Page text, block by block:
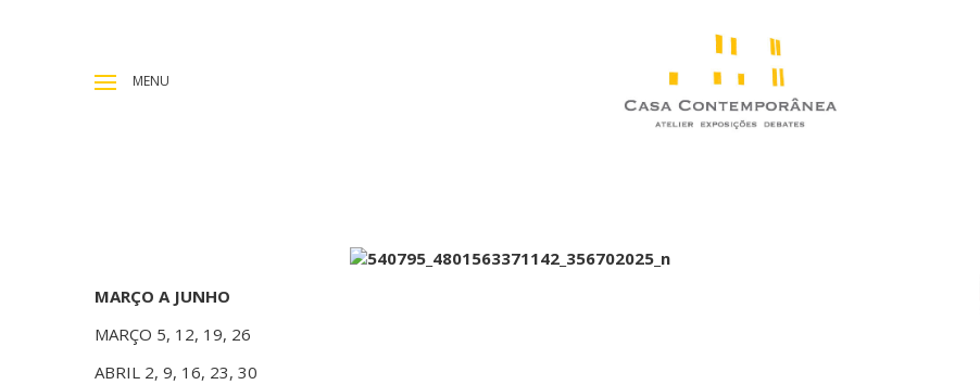
MENU
MARÇO A JUNHO
MARÇO 5, 12, 19, 26
ABRIL 2, 9, 16, 23, 30